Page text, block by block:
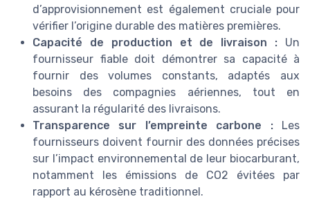
d’approvisionnement est également cruciale pour
vérifier l’origine durable des matières premières.
Capacité de production et de livraison : Un
fournisseur fiable doit démontrer sa capacité à
fournir des volumes constants, adaptés aux
besoins des compagnies aériennes, tout en
assurant la régularité des livraisons.
Transparence sur l’empreinte carbone :Les
fournisseurs doivent fournir des données précises
sur l’impact environnemental de leur biocarburant,
notamment les émissions de CO2 évitées par
rapport au kérosène traditionnel.